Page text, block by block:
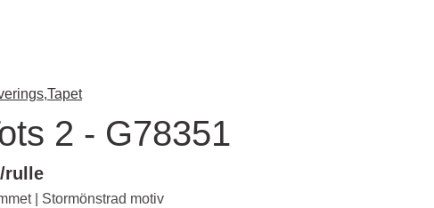
Tapet
2 - G78351
rulle
| Stormönstrad motiv